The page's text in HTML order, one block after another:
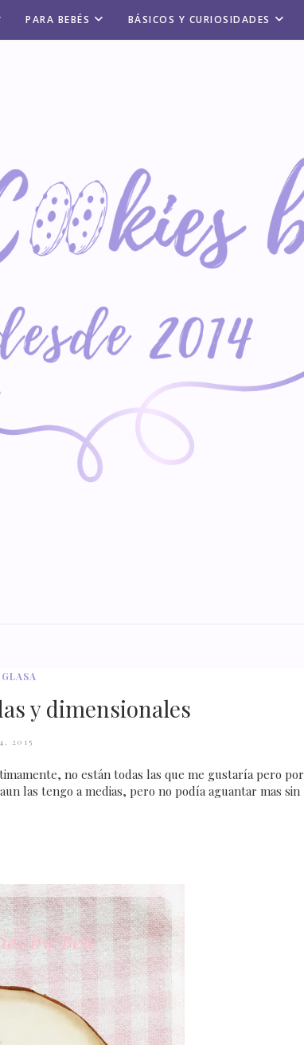
PARA BEBÉS BÁSICOS Y CURIOSIDADES
y dimensionales
2015
no están todas las que me gustaría pero por
las tengo a medias, pero no podía aguantar mas sin